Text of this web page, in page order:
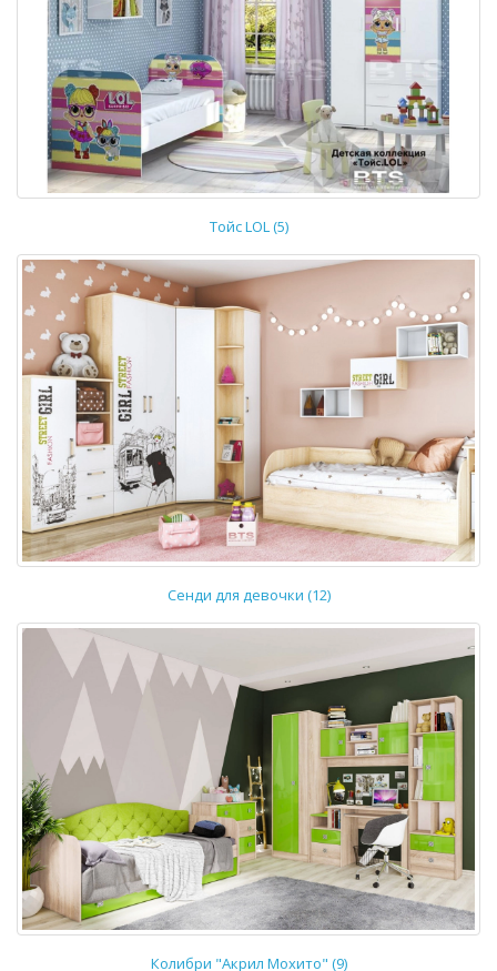
Тойс LOL (5)
Сенди для девочки (12)
Колибри "Акрил Мохито" (9)